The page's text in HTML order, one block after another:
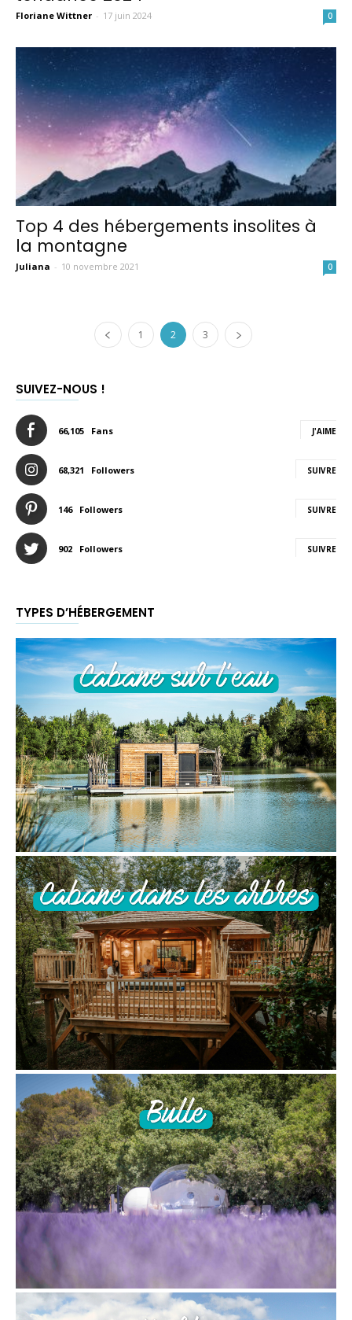
Floriane Wittner - 17 juin 2024 0
Top 4 des hébergements insolites à
la montagne
Juliana - 10 novembre 2021 0
1 2 3
SUIVEZ-NOUS !
66,105 Fans J'AIME
68,321 Followers SUIVRE
146 Followers SUIVRE
902 Followers SUIVRE
TYPES D’HÉBERGEMENT